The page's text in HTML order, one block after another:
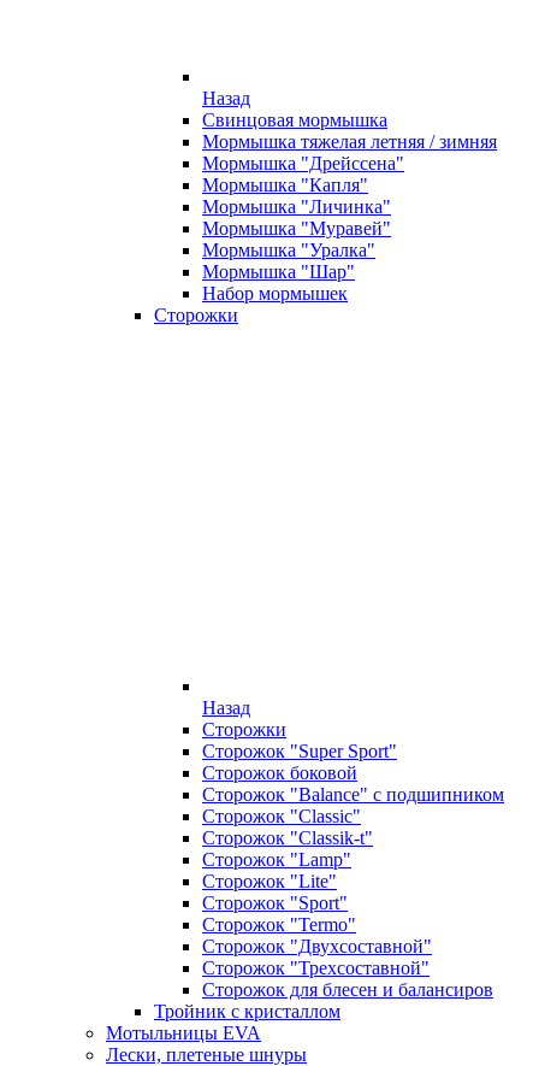
Назад
Свинцовая мормышка
Мормышка тяжелая летняя / зимняя
Мормышка "Дрейссена"
Мормышка "Капля"
Мормышка "Личинка"
Мормышка "Муравей"
Мормышка "Уралка"
Мормышка "Шар"
Набор мормышек
Сторожки
Назад
Сторожки
Сторожок "Super Sport"
Сторожок боковой
Сторожок "Balance" с подшипником
Сторожок "Classic"
Сторожок "Classik-t"
Сторожок "Lamp"
Сторожок "Lite"
Сторожок "Sport"
Сторожок "Termo"
Сторожок "Двухсоставной"
Сторожок "Трехсоставной"
Сторожок для блесен и балансиров
Тройник с кристаллом
Мотыльницы EVA
Лески, плетеные шнуры